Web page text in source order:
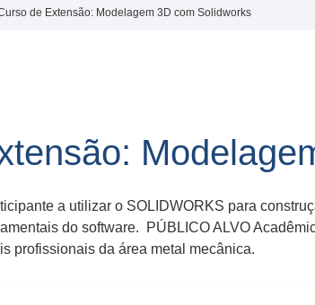
de Extensão: Modelagem 3D com Solidworks
a utilizar o SOLIDWORKS para
do software. PÚBLICO ALVO
profissionais da área metal mecânica.